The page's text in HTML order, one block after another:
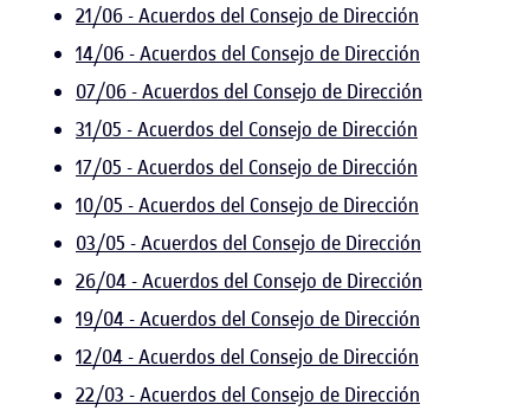
21/06 - Acuerdos del Consejo de Dirección
14/06 - Acuerdos del Consejo de Dirección
07/06 - Acuerdos del Consejo de Dirección
31/05 - Acuerdos del Consejo de Dirección
17/05 - Acuerdos del Consejo de Dirección
10/05 - Acuerdos del Consejo de Dirección
03/05 - Acuerdos del Consejo de Dirección
26/04 - Acuerdos del Consejo de Dirección
19/04 - Acuerdos del Consejo de Dirección
12/04 - Acuerdos del Consejo de Dirección
22/03 - Acuerdos del Consejo de Dirección